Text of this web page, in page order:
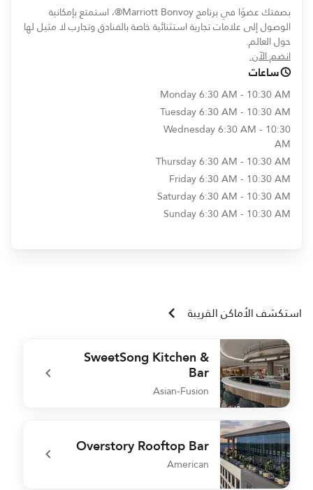
بصفتك عضوًا في برنامج Marriott Bonvoy®، استمتع بإمكانية
الوصول إلى علامات تجارية استثنائية خاصة بالفنادق وتجارب لا مثيل لها
حول العالم.
انضم الآن.
ساعات
Monday6:30 AM - 10:30 AM
Tuesday6:30 AM - 10:30 AM
Wednesday6:30 AM - 10:30
AM
Thursday6:30 AM - 10:30 AM
Friday6:30 AM - 10:30 AM
Saturday6:30 AM - 10:30 AM
Sunday6:30 AM - 10:30 AM
استكشف الأماكن القريبة
SweetSong Kitchen &
Bar
Asian-Fusion
undefined SweetSong Kitchen & Bar
Overstory Rooftop Bar
American